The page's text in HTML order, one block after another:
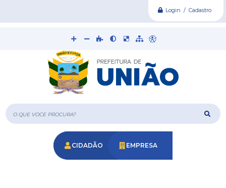
Login / Cadastro
O que voce procura?
CIDADÃO EMPRESA